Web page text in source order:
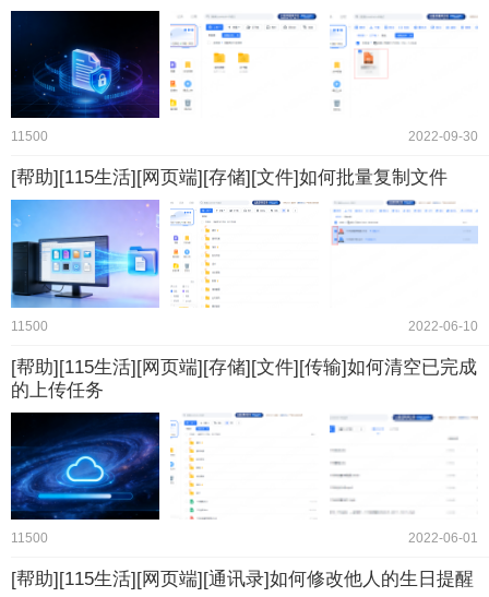
11500 2022-09-30
[帮助][115生活][网页端][存储][文件]如何批量复制文件
11500 2022-06-10
[帮助][115生活][网页端][存储][文件][传输]如何清空已完成
的上传任务
11500 2022-06-01
[帮助][115生活][网页端][通讯录]如何修改他人的生日提醒